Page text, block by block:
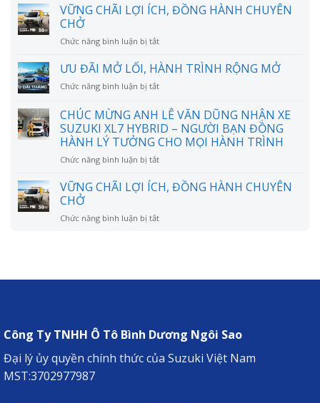
phí
nuôi
XL7
tháng
nhiêu?
thực
sự
tiết
như
đồn?
VỮNG CHÃI LỢI ÍCH, ĐỒNG HÀNH CHUYÊN
CHỞ
Chức năng bình luận bị tắtở
CHÃI
ÍCH,
HÀNH
CHUYÊN
CHỞ
ƯU ĐÃI MỞ LỐI, HÀNH TRÌNH RỘNG MỞ
Chức năng bình luận bị tắtở
ĐÃI
MỞ
LỐI,
HÀNH
TRÌNH
MỞ
CHÚC MỪNG ANH LÊ VĂN DŨNG NHẬN XE
SUZUKI XL7 HYBRID – NGƯỜI BẠN ĐỒNG
HÀNH LÝ TƯỞNG CHO MỌI HÀNH TRÌNH
Chức năng bình luận bị tắtở
MỪNG
ANH
VĂN
XL7
ĐỒNG
HÀNH
LÝ
VỮNG CHÃI LỢI ÍCH, ĐỒNG HÀNH CHUYÊN
CHỞ
Chức năng bình luận bị tắtở
ĐỒNG
Công Ty TNHH Ô Tô Bình Dương Ngôi Sao
Đại lý ủy quyền chính thức của Suzuki Việt Nam
MST:3702977987